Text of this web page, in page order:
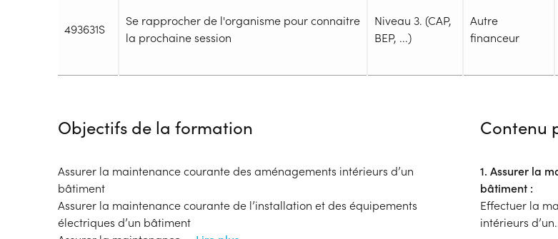
493631S
Se rapprocher de l'organisme pour connaitre
la prochaine session
Niveau 3. (CAP,
BEP, ...)
Autre
financeur
Durée en centre :579h
Rythme :
Cours de jour
Type de parcours :Parcours collectif
Prérequis :
Savoir, Lire et
En recherche
Réunions
Aucune
Objectifs de la formation
Assurer la maintenance courante des aménagements intérieurs d’un
bâtiment
Assurer la maintenance courante de l’installation et des équipements
électriques d’un bâtiment
Contenu
1. Assurer la
bâtiment :
Effectuer la
intérieurs d’un